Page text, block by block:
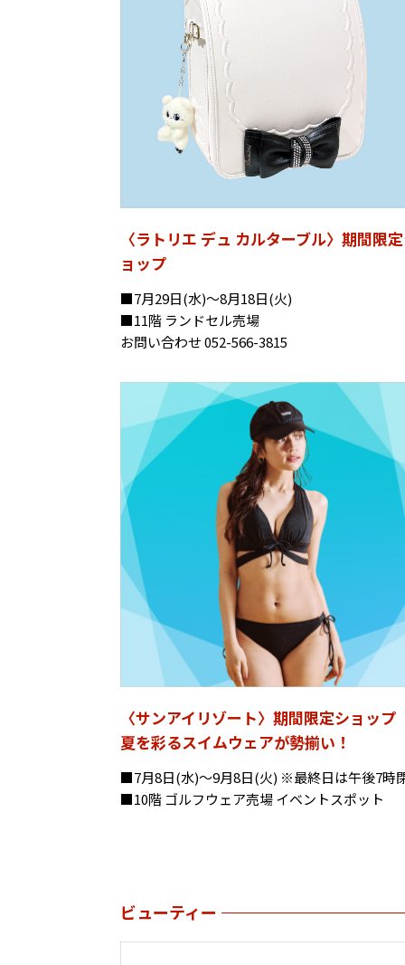
〈ラトリエ デュ カルターブル〉期間限
ョップ
■7月29日(水)～8月18日(火)
■11階 ランドセル売場
お問い合わせ 052-566-3815
〈サンアイリゾート〉期間限定ショッ
夏を彩るスイムウェアが勢揃い！
■7月8日(水)～9月8日(火) ※最終日は午後7時
■10階 ゴルフウェア売場 イベントスポット
ビューティー